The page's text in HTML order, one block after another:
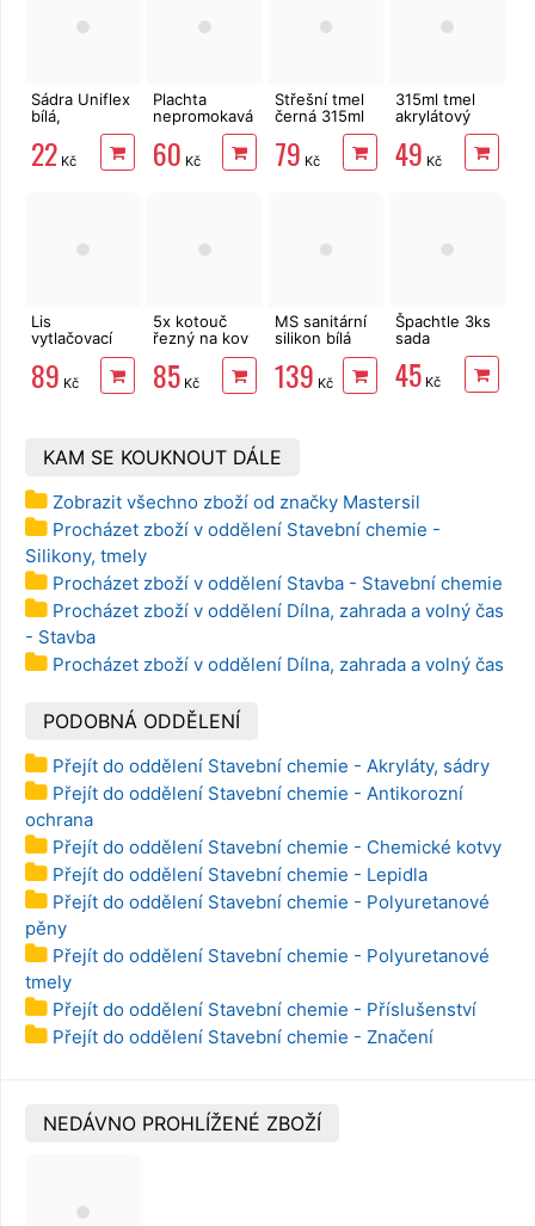
Sádra Uniflex
bílá,
modelářská 1
kg
22 Kč
Plachta
nepromokavá
80g/m2,
zelená
60 Kč
Střešní tmel
černá 315ml
79 Kč
315ml tmel
akrylátový
bílá Mastersil
49 Kč
Lis
vytlačovací
na kartuše,
kovový
89 Kč
5x kotouč
řezný na kov
125x1,6mm
EXTOL Craft
85Kč
MS sanitární
silikon bílá
neutrální
139 Kč
Špachtle 3ks
sada
45 Kč
KAM SE KOUKNOUT DÁLE
Zobrazit všechno zboží od značky Mastersil
Procházet zboží v oddělení Stavební chemie -
Silikony, tmely
Procházet zboží v oddělení Stavba - Stavební chemie
Procházet zboží v oddělení Dílna, zahrada a volný čas
- Stavba
Procházet zboží v oddělení Dílna, zahrada a volný čas
PODOBNÁ ODDĚLENÍ
Přejít do oddělení Stavební chemie - Akryláty, sádry
Přejít do oddělení Stavební chemie - Antikorozní
ochrana
Přejít do oddělení Stavební chemie - Chemické kotvy
Přejít do oddělení Stavební chemie - Lepidla
Přejít do oddělení Stavební chemie - Polyuretanové
pěny
Přejít do oddělení Stavební chemie - Polyuretanové
tmely
Přejít do oddělení Stavební chemie - Příslušenství
Přejít do oddělení Stavební chemie - Značení
NEDÁVNO PROHLÍŽENÉ ZBOŽÍ